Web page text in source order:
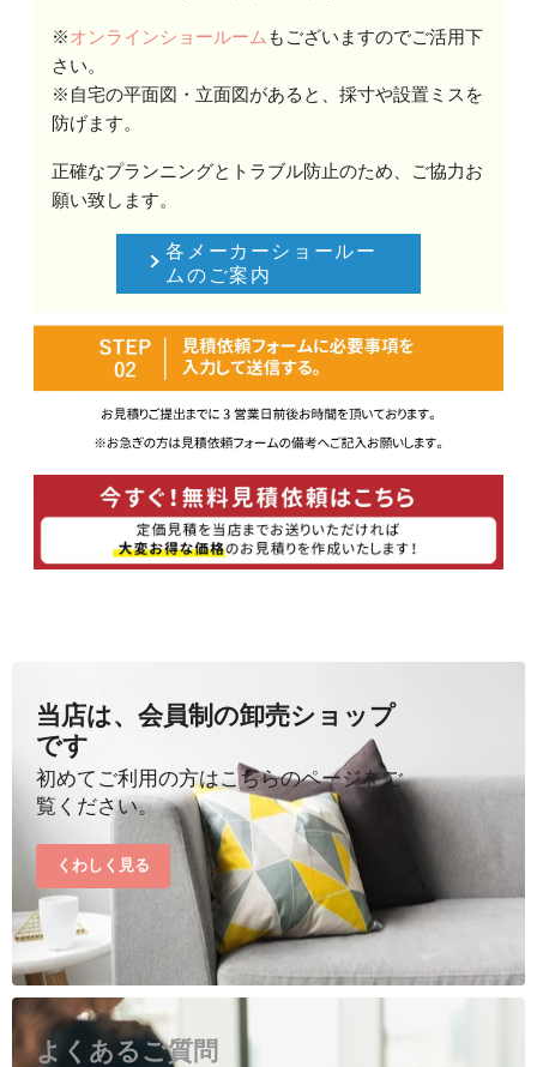
※オンラインショールーム もございますのでご活用下
さい。
※自宅の平面図・立面図があると、採寸や設置ミスを
防げます。
正確なプランニングとトラブル防止のため、ご協力お
願い致します。
各メーカーショールー
ムのご案内
当店は、会員制の卸売ショップ
です
初めてご利用の方はこちらのページをご
覧ください。
くわしく見る
よくあるご質問